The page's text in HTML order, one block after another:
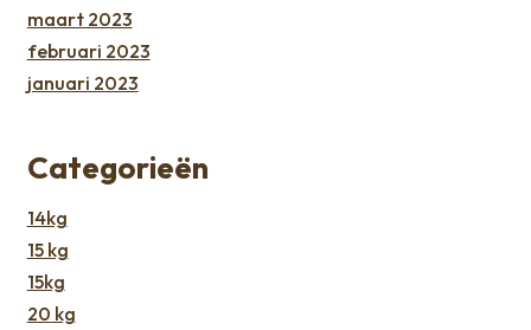
maart 2023
februari 2023
januari 2023
Categorieën
14kg
15 kg
15kg
20 kg